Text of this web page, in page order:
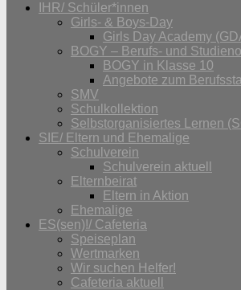
IHR/ Schüler*innen
Girls- & Boys-Day
Girls Day Academy
BOGY – Berufs- und
BOGY in Klasse 10
Angebote zum
SMV
Schulkollektion
Selbstorganisiertes Lernen
SIE/ Eltern und Ehemalige
Schulverein
Schulverein aktuell
Elternbeirat
Eltern in Aktion
Ehemalige
ES(sen)!/ Cafeteria
Speiseplan
Wertmarken
Wir suchen Helfer!
Cafeteria aktuell